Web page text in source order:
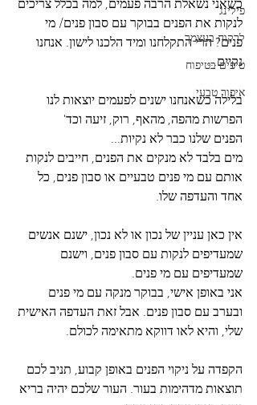
פילינג
לרקוח בעצמך
טיפים בטיפוח
איפור טבעי
כשאני נשאלת הרבה פעמים, למה בכלל צריכים
לנקות את הפנים בבוקר עם סבון פנים/ מי
פנים? הרי התקלחנו ומיד הלכנו לישון. אנחנו
נקיים...
בלילה כשאנחנו ישנים לפעמים יוצאות לנו
הפרשות מהפה, מהאף, רוק, זיעה וכד'
הפנים שלנו כבר לא נקיות...
מים בלבד לא מנקים את הפנים, חייבים לנקות
אותם עם מי פנים טבעיים או סבון פנים, כל
אחד והעדפה שלו.
אין כאן עניין של נכון או לא נכון, ישנם אנשים
שמעדיפים לנקות עם סבון פנים, וישנם
שמעדיפים עם מי פנים.
אני באופן אישי, בבוקר מנקה עם מי פנים
ובערב עם סבון פנים. אבל זאת העדפה האישית
שלי, והיא לאו דווקא מתאימה לכולם.
הקפדה על ניקוי הפנים באופן קבוע, תניב לכם
תוצאות מדהימות בעור. העור שלכם יהיה בריא